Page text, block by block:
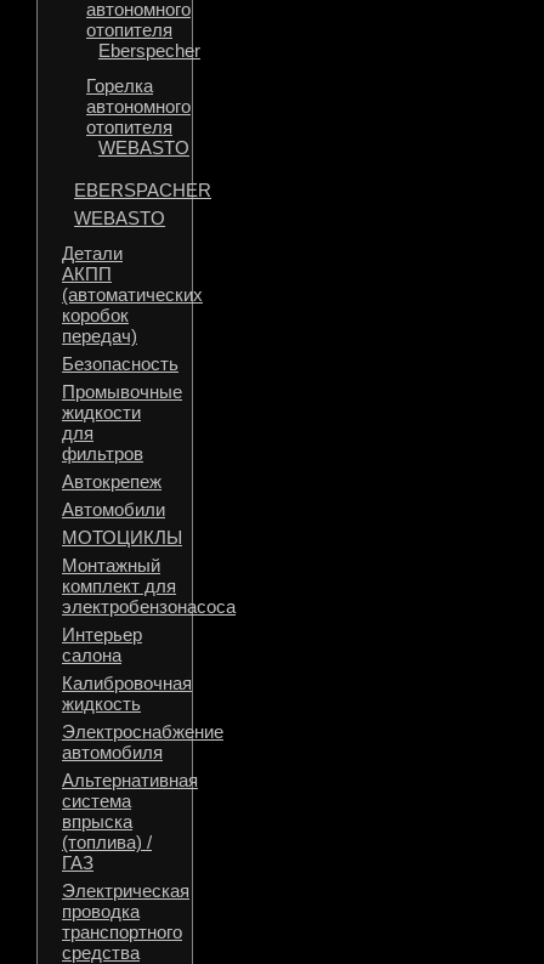
автономного
отопителя
Eberspecher
Горелка
автономного
отопителя
WEBASTO
EBERSPACHER
WEBASTO
Детали
АКПП
(автоматических
коробок
передач)
Безопасность
Промывочные
жидкости
для
фильтров
Автокрепеж
Автомобили
МОТОЦИКЛЫ
Монтажный
комплект для
электробензонасоса
Интерьер
салона
Калибровочная
жидкость
Электроснабжение
автомобиля
Альтернативная
система
впрыска
(топлива) /
ГАЗ
Электрическая
проводка
транспортного
средства